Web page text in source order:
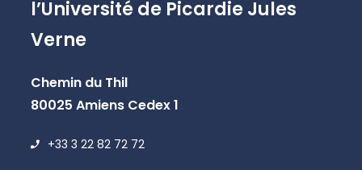
l’Université de Picardie Jules
Verne
Chemin du Thil
80025 Amiens Cedex 1
+33 3 22 82 72 72